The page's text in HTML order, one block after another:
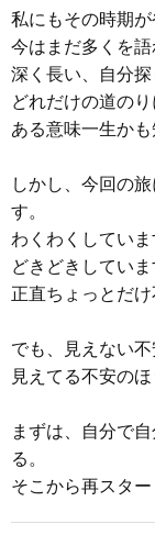
私にもその時期が
今はまだ多くを語
深く長い、自分探
どれだけの道の
ある意味一生かも
しかし、今回の
す。
わくわくしていま
どきどきしていま
正直ちょっとだけ
でも、見えない不
見えてる不安の
まずは、自分で
る。
そこから再スター